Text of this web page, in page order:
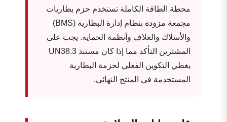
محطة الطاقة الكاملة تستخدم حزم بطاريات
مجمعة مزودة بنظام إدارة البطارية (BMS)
والأسلاك والغلاف وأنظمة الحماية. يجب على
المشترين التأكد مما إذا كان مستند UN38.3
يغطي التكوين الفعلي لحزمة البطارية
المستخدمة في المنتج النهائي.